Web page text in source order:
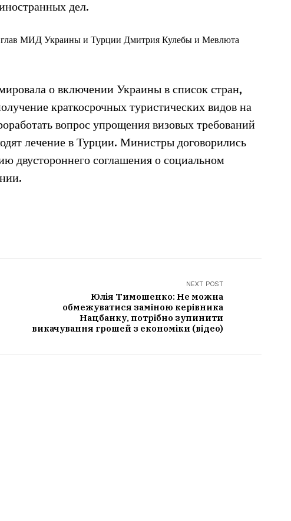
дел.
глав МИД Украины и Турции Дмитрия Кулебы и Мевлюта
о включении Украины в список стран,
краткосрочных туристических видов на
вопрос упрощения визовых требований
лечение в Турции. Министры договорились
двустороннего соглашения о социальном
NEXT POST
Юлія Тимошенко: Не можна
обмежуватися заміною керівника
Нацбанку, потрібно зупинити
викачування грошей з економіки (відео)